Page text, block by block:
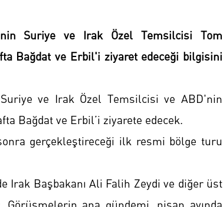
Suriye ve Irak Özel Temsilcisi Tom
Bağdat ve Erbil'i ziyaret edeceği bilgisini
ve Irak Özel Temsilcisi ve ABD'nin
Bağdat ve Erbil’i ziyarete edecek.
gerçekleştireceği ilk resmi bölge turu
Irak Başbakanı Ali Falih Zeydi ve diğer üst